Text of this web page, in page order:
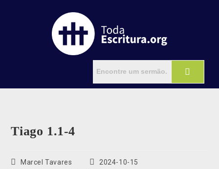
Tiago 1.1-4
Marcel Tavares
2024-10-15